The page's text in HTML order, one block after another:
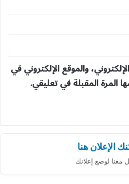
والموقع الإلكتروني في
المرة المقبلة في تعليقي.
الإعلان هنا
معنا لوضع إعلانك